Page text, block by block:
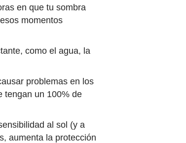
en que tu sombra
momentos
como el agua, la
problemas en los
tengan un 100% de
al sol (y a
aumenta la protección